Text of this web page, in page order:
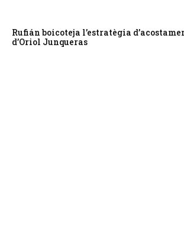
Rufián boicoteja l’estratègia
d’Oriol Junqueras